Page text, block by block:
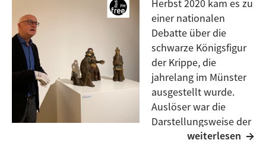
Herbst 2020 kam es zu
einer nationalen
Debatte über die
schwarze Königsfigur
der Krippe, die
jahrelang im Münster
ausgestellt wurde.
Auslöser war die
Darstellungsweise der
Figur, die rassistische
weiterlesen